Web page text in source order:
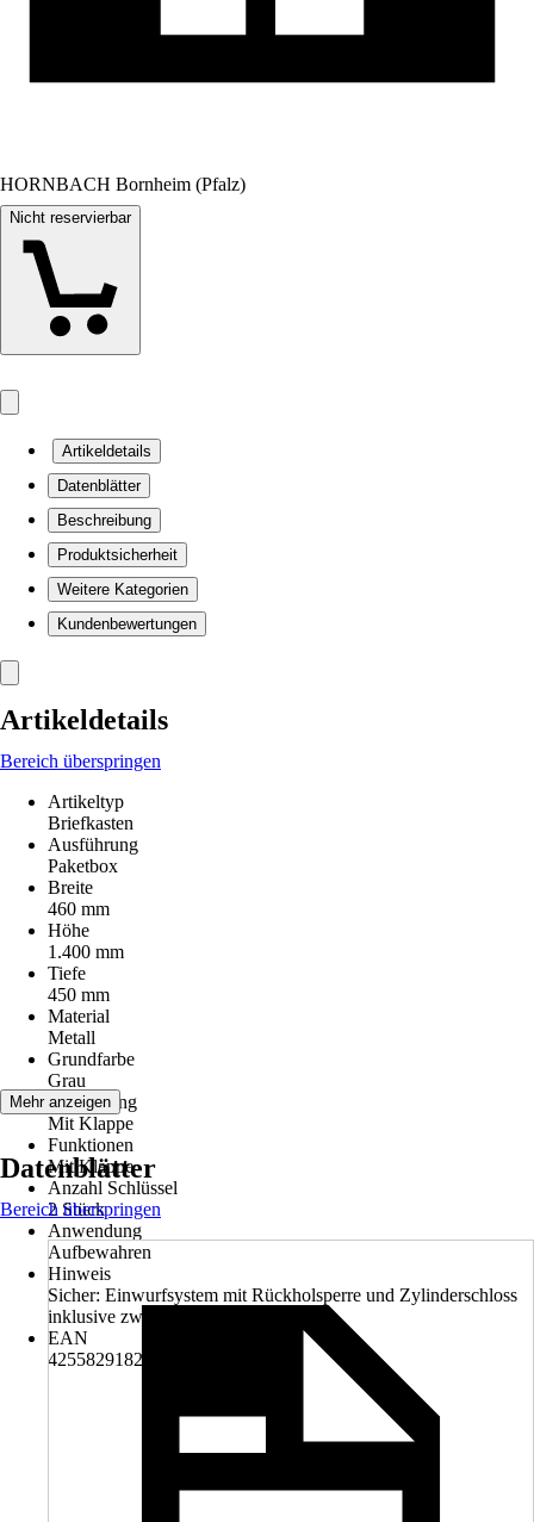
HORNBACH Bornheim (Pfalz)
Nicht reservierbar
Artikeldetails
Datenblätter
Beschreibung
Produktsicherheit
Weitere Kategorien
Kundenbewertungen
Artikeldetails
Bereich überspringen
Artikeltyp
Briefkasten
Ausführung
Paketbox
Breite
460 mm
Höhe
1.400 mm
Tiefe
450 mm
Material
Metall
Grundfarbe
Grau
Ausstattung
Mit Klappe
Funktionen
Mit Klappe
Anzahl Schlüssel
2 Stück
Anwendung
Aufbewahren
Hinweis
Sicher: Einwurfsystem mit Rückholsperre und Zylinderschloss
inklusive zwei Schlüsseln
EAN
4255829182710
Mehr anzeigen
Datenblätter
Bereich überspringen